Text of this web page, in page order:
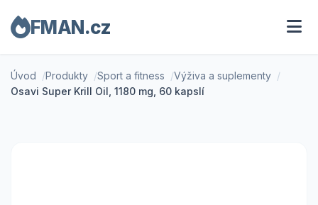
FMAN.cz
Úvod Produkty Sport a fitness
Výživa a suplementy
Osavi Super Krill Oil, 1180 mg, 60 kapslí